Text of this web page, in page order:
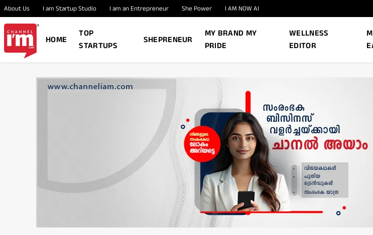
About Us I am Startup Studio I am an Entrepreneur She Power I AM NOW AI
HOME
TOP
STARTUPS
SHEPRENEUR
MY BRAND MY
PRIDE
WELLNESS
EDITOR